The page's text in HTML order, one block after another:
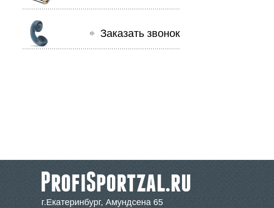
Заказать звонок
г.Екатеринбург, Амундсена 65